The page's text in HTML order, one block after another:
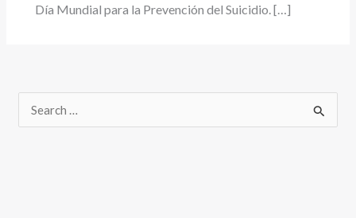
Día Mundial para la Prevención del Suicidio. […]